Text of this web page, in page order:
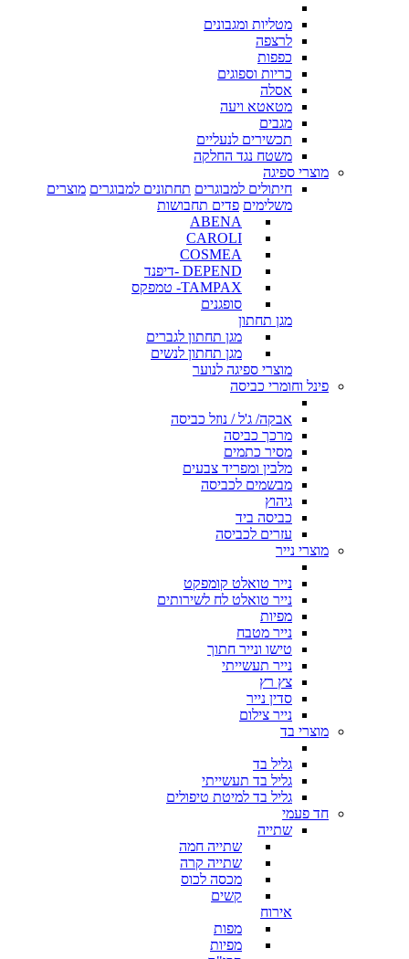
מטליות ומגבונים
לרצפה
כפפות
כריות וספוגים
אסלה
מטאטא ויעה
מגבים
תכשירים לנעליים
משטח נגד החלקה
מוצרי ספיגה
חיתולים למבוגרים תחתונים למבוגרים מוצרים
משלימים פדים תחבושות
ABENA
CAROLI
COSMEA
DEPEND -דיפנד
TAMPAX- טמפקס
סופגנים
מגן תחתון
מגן תחתון לגברים
מגן תחתון לנשים
מוצרי ספיגה לנוער
פינל וחומרי כביסה
אבקה/ ג'ל / נוזל כביסה
מרכך כביסה
מסיר כתמים
מלבין ומפריד צבעים
מבשמים לכביסה
גיהוץ
כביסה ביד
עזרים לכביסה
מוצרי נייר
נייר טואלט קומפקט
נייר טואלט לח לשירותים
מפיות
נייר מטבח
טישו ונייר חתוך
נייר תעשייתי
צץ רץ
סדין נייר
נייר צילום
מוצרי בד
גליל בד
גליל בד תעשייתי
גליל בד למיטת טיפולים
חד פעמי
שתייה
שתייה חמה
שתייה קרה
מכסה לכוס
קשים
אירוח
מפות
מפיות